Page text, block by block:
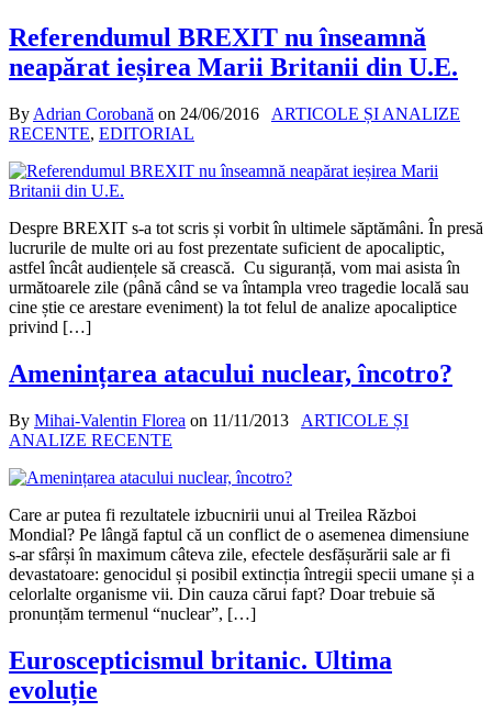
Referendumul BREXIT nu înseamnă
neapărat ieșirea Marii Britanii din U.E.
By Adrian Corobană on 24/06/2016
ARTICOLE ȘI ANALIZE
RECENTE, EDITORIAL
Despre BREXIT s-a tot scris și vorbit în ultimele săptămâni. În presă
lucrurile de multe ori au fost prezentate suficient de apocaliptic,
astfel încât audiențele să crească. Cu siguranță, vom mai asista în
următoarele zile (până când se va întampla vreo tragedie locală sau
cine știe ce arestare eveniment) la tot felul de analize apocaliptice
privind […]
Amenințarea atacului nuclear, încotro?
By Mihai-Valentin Florea on 11/11/2013
ARTICOLE ȘI
ANALIZE RECENTE
Care ar putea fi rezultatele izbucnirii unui al Treilea Război
Mondial? Pe lângă faptul că un conflict de o asemenea dimensiune
s-ar sfârși în maximum câteva zile, efectele desfășurării sale ar fi
devastatoare: genocidul și posibil extincția întregii specii umane și a
celorlalte organisme vii. Din cauza cărui fapt? Doar trebuie să
pronunțăm termenul “nuclear”, […]
Euroscepticismul britanic. Ultima
evoluție